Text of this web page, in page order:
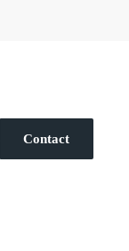
Contact